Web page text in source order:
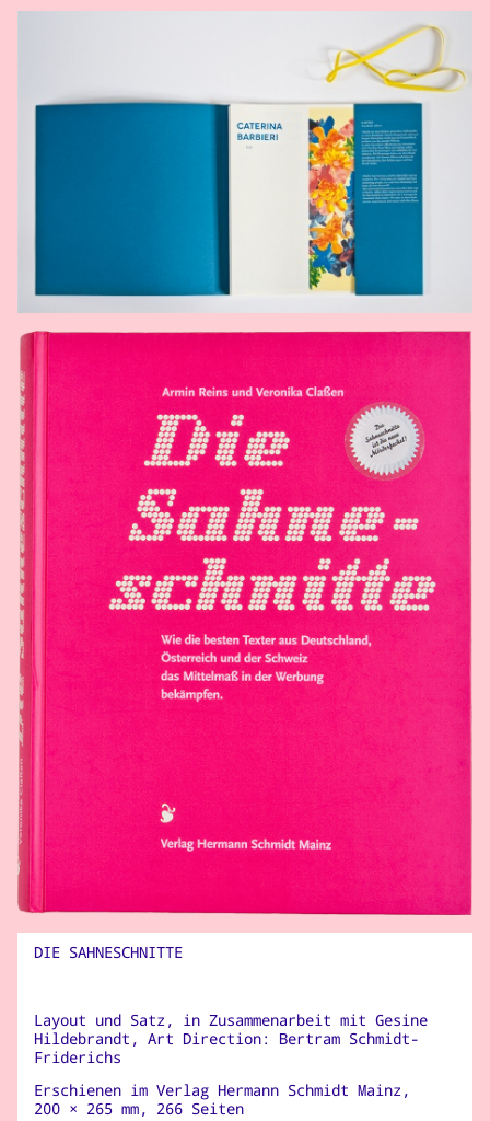
DIE SAHNESCHNITTE
Layout und Satz, in Zusammenarbeit mit Gesine
Hildebrandt, Art Direction: Bertram Schmidt-
Friderichs
Erschienen im Verlag Hermann Schmidt Mainz,
200 × 265 mm, 266 Seiten